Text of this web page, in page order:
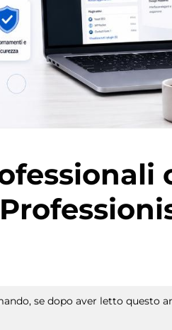
se dopo aver letto questo